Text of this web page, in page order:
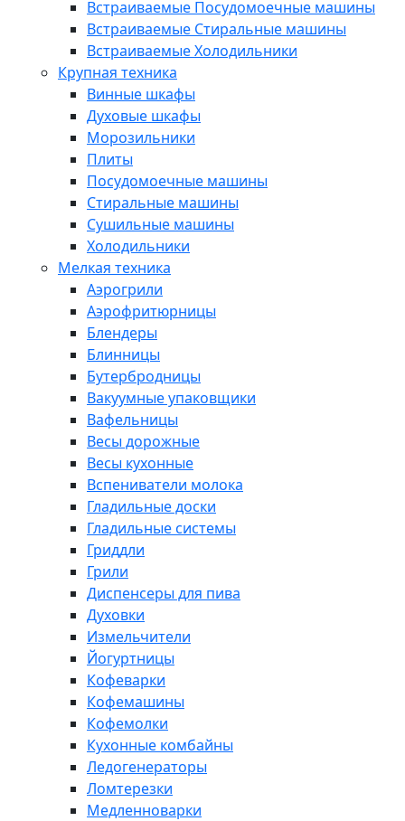
Встраиваемые Посудомоечные машины
Встраиваемые Стиральные машины
Встраиваемые Холодильники
Крупная техника
Винные шкафы
Духовые шкафы
Морозильники
Плиты
Посудомоечные машины
Стиральные машины
Сушильные машины
Холодильники
Мелкая техника
Аэрогрили
Аэрофритюрницы
Блендеры
Блинницы
Бутербродницы
Вакуумные упаковщики
Вафельницы
Весы дорожные
Весы кухонные
Вспениватели молока
Гладильные доски
Гладильные системы
Гриддли
Грили
Диспенсеры для пива
Духовки
Измельчители
Йогуртницы
Кофеварки
Кофемашины
Кофемолки
Кухонные комбайны
Ледогенераторы
Ломтерезки
Медленноварки